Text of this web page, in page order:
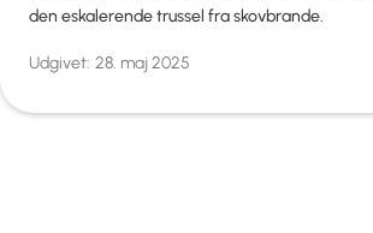
den eskalerende trussel fra skovbrande.
Udgivet: 28. maj 2025